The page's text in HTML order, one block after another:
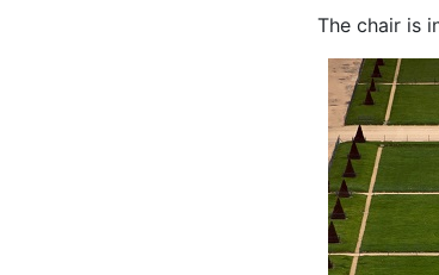
The chair is